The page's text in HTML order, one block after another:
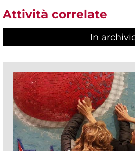
Attività correlate
In